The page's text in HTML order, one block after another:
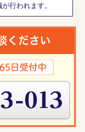
行われます。